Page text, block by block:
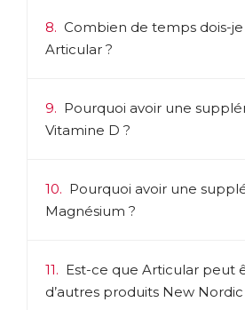
8. Combien de temps dois-
Articular ?
9. Pourquoi avoir une
Vitamine D ?
10. Pourquoi avoir une
Magnésium ?
11. Est-ce que Articular peut
d’autres produits New Nordic